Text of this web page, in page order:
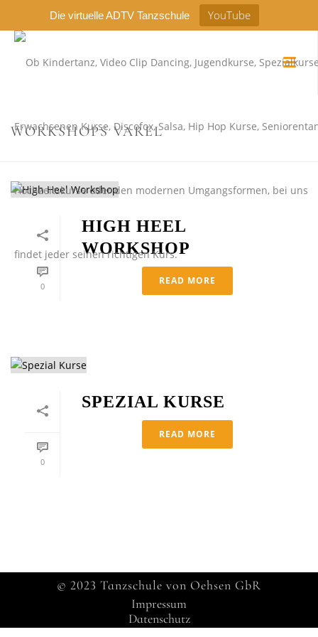
Die virtuelle ADTV Tanzschule YouTube
WORKSHOPS VAREL
0
HIGH HEEL
WORKSHOP
READ MORE
0
SPEZIAL KURSE
READ MORE
© 2023 Tanzschule von Oehsen GbR
Impressum
Datenschutz